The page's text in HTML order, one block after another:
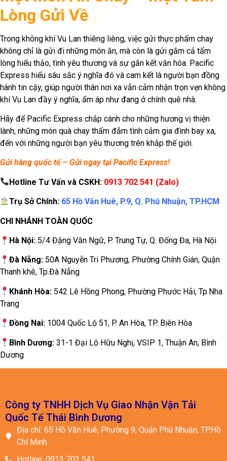
Trụ Sở Chính: 65 Hồ Văn Huê, P.9, Q. Phú Nhuận, TP.HCM
CHI NHÁNH TOÀN QUỐC
Hà Nội: 5/4 Đặng Văn Ngữ, P. Trung Tự, Q. Đống Đa, Hà Nội
Đà Nẵng:50A Nguyễn Tri Phương, Phường Chính Gián, Quận
Thanh khê, Tp.Đà Nẵng
Khánh Hòa: 542 Lê Hồng Phong, Phường Phước Hải, Tp.Nha
Đồng Nai:1004 Quốc Lộ 51, P. An Hòa, TP. Biên Hòa
Bình Dương:31-1 Đại Lộ Hữu Nghị, VSIP 1, Thuận An, Bình
Dương
Quốc Tế Thái Bình Dương
Địa chỉ: 65 Hồ Văn Huê, Phường 9, Quận Phú Nhuận, TP.Hồ
Chí Minh
Hotline: 0913 702 541
Email: phatgiang@pacificexpressvn.com
CÁC DỊCH VỤ CHÍNH
Gửi Hàng Đi Nhật
Gửi Hàng Đi Đài Loan
CHÍNH SÁCH VẬN HÀNH
Chính sách Bảo Mật
Chính Sách Bảo Hiểm Hàng Hóa
Chính Sách Giao Hàng